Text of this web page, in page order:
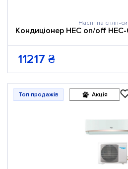
Настінна спліт-
Кондиціонер HEC оn/оff
11217 ₴
Топ продажів Акція